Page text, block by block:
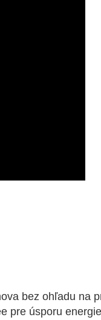
bez ohľadu na
pre úsporu